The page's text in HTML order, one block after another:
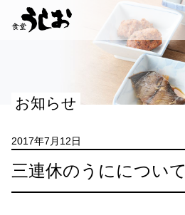
お知らせ
2017年7月12日
三連休のうにについて